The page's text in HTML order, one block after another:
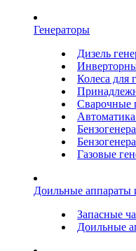
Генераторы
Дизель
Колеса для
Сварочные
Газовые
Доильные аппараты
Запасные
Доильные